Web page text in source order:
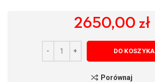
2650,00zł
DO KOSZYKA
Porównaj